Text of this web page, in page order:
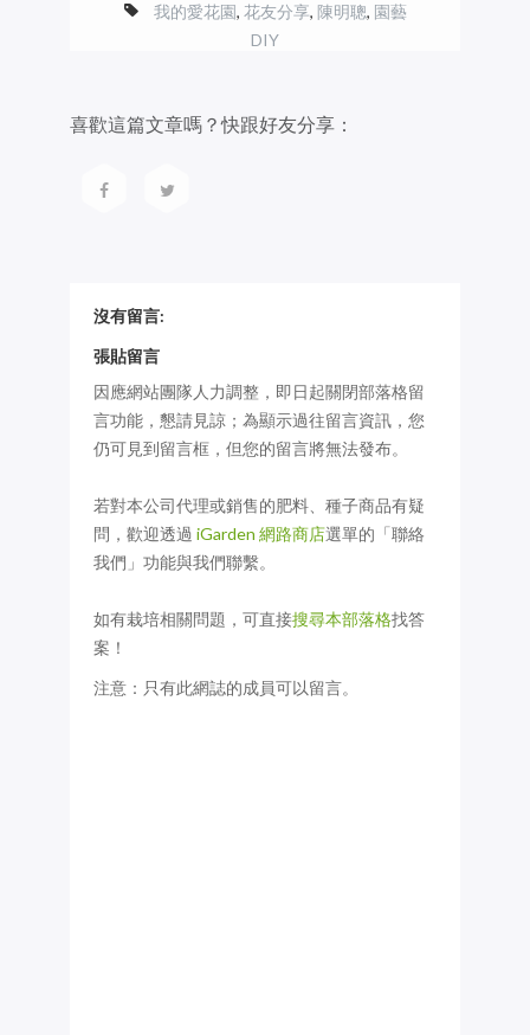
我的愛花園, 花友分享, 陳明聰, 園藝
DIY
喜歡這篇文章嗎？快跟好友分享：
沒有留言:
張貼留言
因應網站團隊人力調整，即日起關閉部落格留
言功能，懇請見諒；為顯示過往留言資訊，您
仍可見到留言框，但您的留言將無法發布。
若對本公司代理或銷售的肥料、種子商品有疑
問，歡迎透過 iGarden 網路商店選單的「聯絡
我們」功能與我們聯繫。
如有栽培相關問題，可直接搜尋本部落格找答
案！
注意：只有此網誌的成員可以留言。